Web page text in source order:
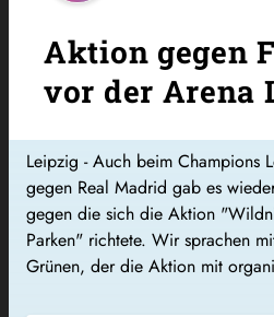
Aktion gegen
vor der Arena
Leipzig - Auch beim Champions
gegen Real Madrid gab es
gegen die sich die Aktion
Parken" richtete. Wir sprachen
Grünen, der die Aktion mit